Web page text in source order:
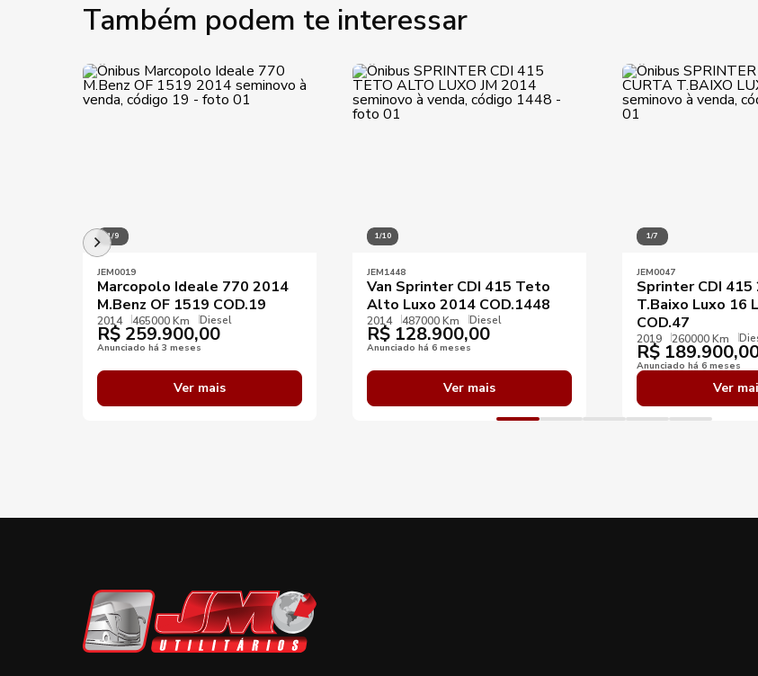
Também podem te interessar
1/9
JEM0019
Marcopolo Ideale 770 2014
M.Benz OF 1519 COD.19
2014 465000 Km Diesel
R$ 259.900,00
Anunciado há 3 meses
Ver mais
1/10
JEM1448
Van Sprinter CDI 415 Teto
Alto Luxo 2014 COD.1448
2014 487000 Km Diesel
R$ 128.900,00
Anunciado há 6 meses
Ver mais
1/7
JEM0047
Sprinter CDI 415
T.Baixo Luxo 16
COD.47
2019 260000 Km
R$
Anunciado há 6 meses
Ver